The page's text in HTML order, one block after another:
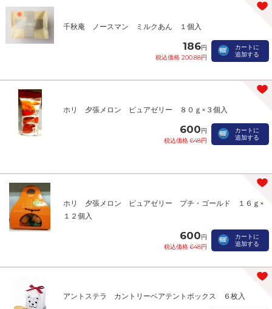
千秋庵 ノースマン ミルクあん １個入
186円
税込価格 200.88円
カートに
追加する
ホリ 夕張メロン ピュアゼリー ８０ｇ×３個入
600円
税込価格 648円
カートに
追加する
ホリ 夕張メロン ピュアゼリー プチ・ゴールド １６ｇ×
１２個入
600円
税込価格 648円
カートに
追加する
アントステラ カントリーベアテントボックス ６枚入